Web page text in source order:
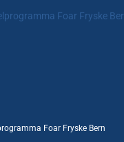
Foar Fryske
Foar Fryske Bern